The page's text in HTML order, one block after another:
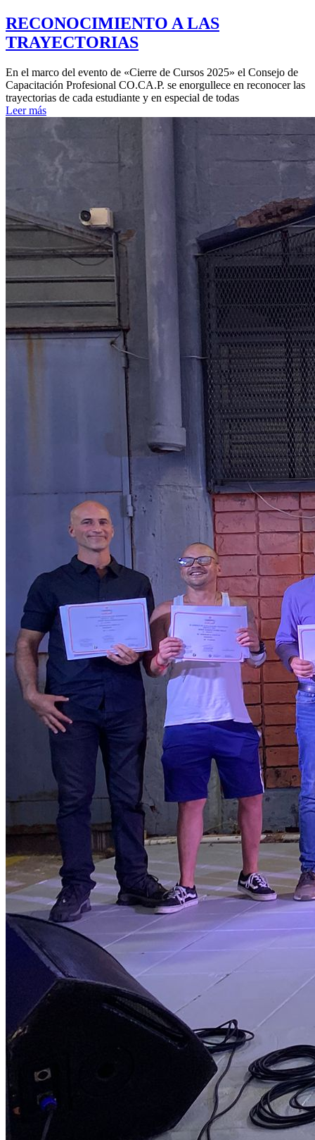
RECONOCIMIENTO A LAS
TRAYECTORIAS
En el marco del evento de «Cierre de Cursos 2025» el Consejo de
Capacitación Profesional CO.CA.P. se enorgullece en reconocer las
trayectorias de cada estudiante y en especial de todas
Leer más